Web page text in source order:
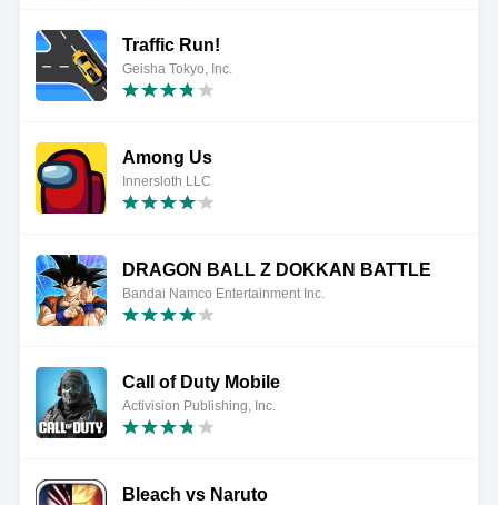
Traffic Run!
Geisha Tokyo, Inc.
Among Us
Innersloth LLC
DRAGON BALL Z DOKKAN BATTLE
Bandai Namco Entertainment Inc.
Call of Duty Mobile
Activision Publishing, Inc.
Bleach vs Naruto